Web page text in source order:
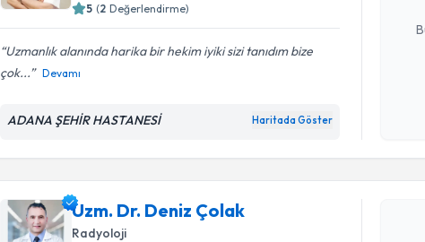
5 (2 Değerlendirme)
Uzmanlık alanında harika bir hekim iyiki sizi tanıdım bize
çok...
Devamı
ADANA ŞEHİR HASTANESİ Haritada Göster
Uzm. Dr. Deniz Çolak
Radyoloji
Uzm. Dr.
Size bu